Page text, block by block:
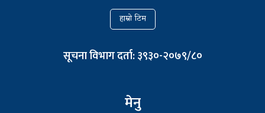
हाम्रो टिम
सूचना विभाग दर्ता: ३९३०-२०७९/८०
मेनु